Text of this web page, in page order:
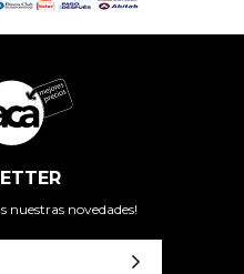
nuestras novedades!